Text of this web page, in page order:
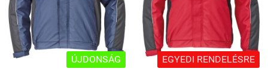
ÚJDONSÁG EGYEDI RENDELÉSRE